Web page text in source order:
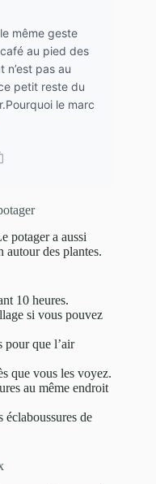
même geste
au pied des
n’est pas au
petit reste du
le marc
potager a aussi
autour des plantes.
10 heures.
si vous pouvez
pour que l’air
que vous les voyez.
au même endroit
de